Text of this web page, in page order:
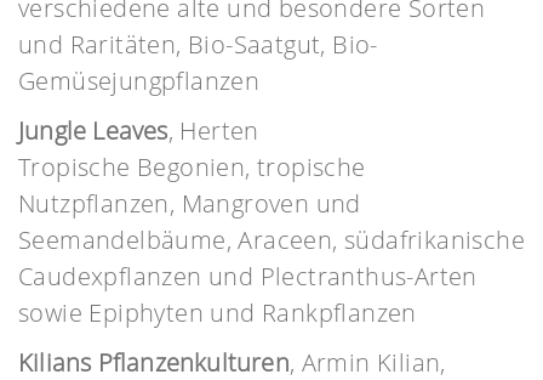
verschiedene alte und besondere Sorten
und Raritäten, Bio-Saatgut, Bio-
Gemüsejungpflanzen
Jungle Leaves, Herten
Tropische Begonien, tropische
Nutzpflanzen, Mangroven und
Seemandelbäume, Araceen, südafrikanische
Caudexpflanzen und Plectranthus-Arten
sowie Epiphyten und Rankpflanzen
Kilians Pflanzenkulturen, Armin Kilian,